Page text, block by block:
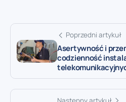
Poprzedni artykuł
Asertywność i
codzienność